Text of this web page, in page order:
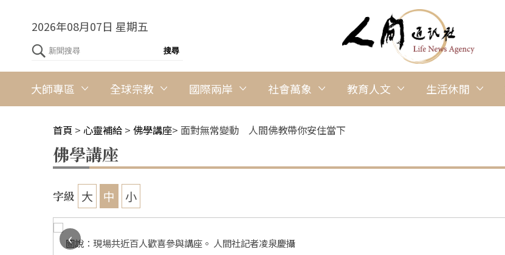
2026年08月07日 星期五
大師專區 全球宗教 國際兩岸 社會萬象 教育人文 生活休閒
首頁 > 心靈補給 > 佛學講座> 面對無常變動 人間佛教帶你安住當下
佛學講座
字級 大 中 小
圖說：現場共近百人歡喜參與講座。 人間社記者凌泉慶攝
‹